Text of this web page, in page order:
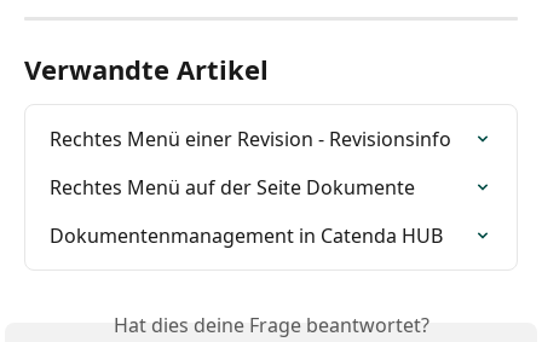
Verwandte Artikel
Rechtes Menü einer Revision - Revisionsinfo
Rechtes Menü auf der Seite Dokumente
Dokumentenmanagement in Catenda HUB
Hat dies deine Frage beantwortet?